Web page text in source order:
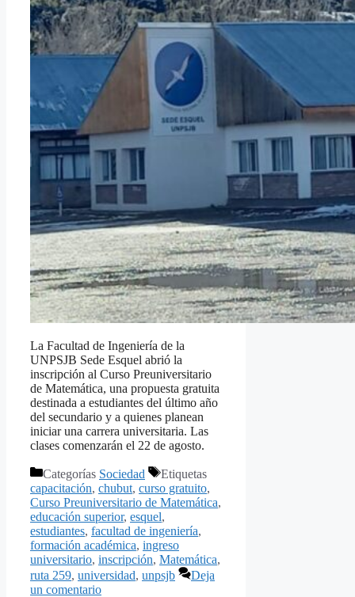
La Facultad de Ingeniería de la
UNPSJB Sede Esquel abrió la
inscripción al Curso Preuniversitario
de Matemática, una propuesta gratuita
destinada a estudiantes del último año
del secundario y a quienes planean
iniciar una carrera universitaria. Las
clases comenzarán el 22 de agosto.
Categorías Sociedad
Etiquetas
capacitación, chubut, curso gratuito,
Curso Preuniversitario de Matemática,
educación superior, esquel,
estudiantes, facultad de ingeniería,
formación académica, ingreso
universitario, inscripción, Matemática,
ruta 259, universidad, unpsjb
Deja
un comentario